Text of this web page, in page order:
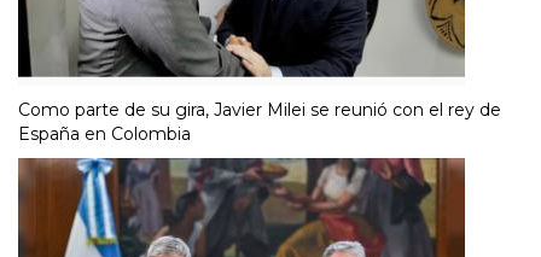
Como parte de su gira, Javier Milei se reunió con el rey de
España en Colombia